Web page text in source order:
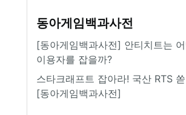
쿠키런 방치형 신작
'쿠키런 크럼블'
동아게임백과사전
[동아게임백과사전] 안티치트는
이용자를 잡을까?
스타크래프트 잡아라! 국산 RTS
[동아게임백과사전]